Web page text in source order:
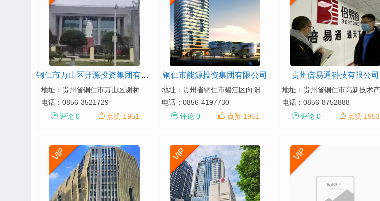
铜仁市万山区开源投资集团有限公司
电话： 0856-3521729
评论 0
点赞 1951
铜仁市能源投资集团有限公司
电话： 0856-4197730
评论 0
点赞 1951
贵州倍易通科技有限公司
电话： 0856-8752888
评论 0
点赞 1953